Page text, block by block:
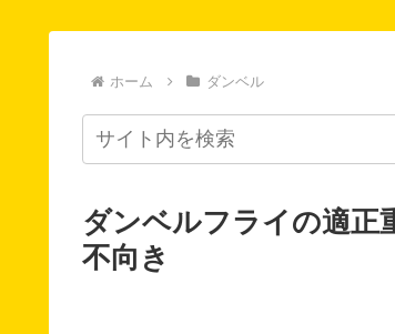
ホーム ダンベル
ダンベルフライの適正
不向き